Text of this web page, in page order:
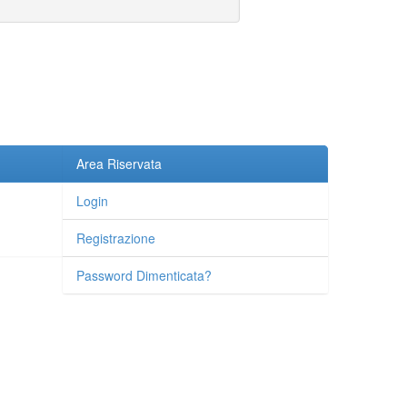
Area Riservata
Login
Registrazione
Password Dimenticata?